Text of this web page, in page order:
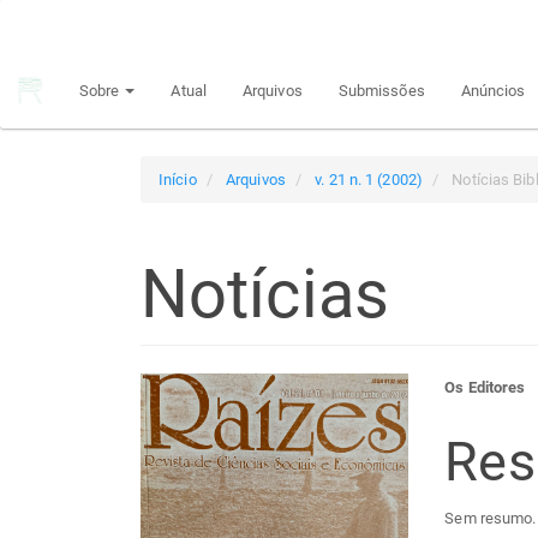
principal
Sobre Atual Arquivos Submissões Anúncios
Início Arquivos v. 21 n. 1 (2002) Notícias
Notícias
Barra
lateral
de
do
Os Editores
Sem resumo.